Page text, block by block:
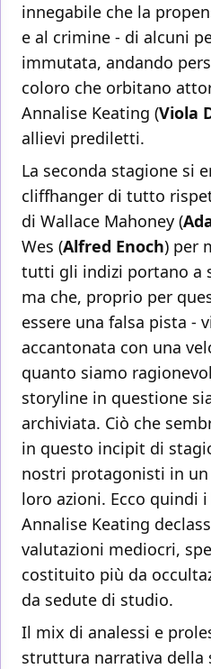
innegabile che la
e al crimine - di alcuni
immutata, andando
coloro che orbitano
Annalise Keating (Viola
allievi prediletti.
La seconda stagione si
cliffhanger di tutto
di Wallace Mahoney (
Wes (Alfred Enoch) per
tutti gli indizi portano a
ma che, proprio per
essere una falsa pista -
accantonata con una
quanto siamo
storyline in questione
archiviata. Ciò che
in questo incipit di
nostri protagonisti in
loro azioni. Ecco quindi
Annalise Keating
valutazioni mediocri,
costituito più da
da sedute di studio.
Il mix di analessi e
struttura narrativa della